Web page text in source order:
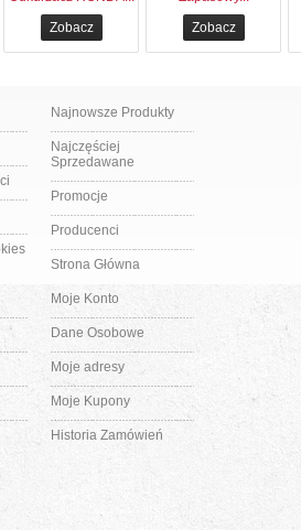
Zobacz
Zobacz
Najnowsze Produkty
Najczęściej
Sprzedawane
Promocje
Producenci
Strona Główna
Moje Konto
Dane Osobowe
Moje adresy
Moje Kupony
Historia Zamówień